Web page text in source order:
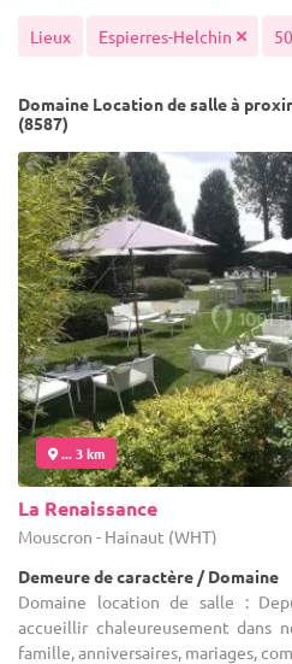
Lieux Espierres-Helchin
Domaine Location de salle à
(8587)
... 3 km
La Renaissance
Mouscron - Hainaut (WHT)
Demeure de caractère / Domaine
Domaine location de salle :
accueillir chaleureusement dans
famille, anniversaires, mariages,